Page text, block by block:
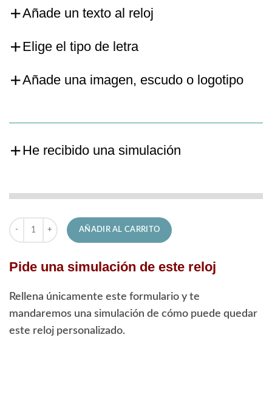
Añade un texto al reloj
Elige el tipo de letra
Añade una imagen, escudo o logotipo
He recibido una simulación
18922/3 Reloj Lotus Chrono Collection cantidad
AÑADIR AL CARRITO
Pide una simulación de este reloj
Rellena únicamente este formulario y te
mandaremos una simulación de cómo puede quedar
este reloj personalizado.